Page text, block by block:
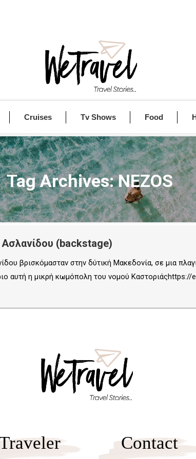
Cruises Tv Shows Food
Tag Archives:NEZOS
(backstage)
βρισκόμασταν στην δύτική Μακεδονία, σε μια
αυτή η μικρή κωμόπολη του νομού Καστοριάςhttps://
Contact